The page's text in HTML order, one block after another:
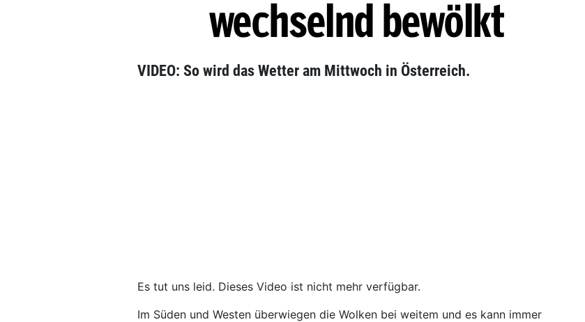
wechselnd bewölkt
VIDEO: So wird das Wetter am Mittwoch in Österreich.
Es tut uns leid. Dieses Video ist nicht mehr verfügbar.
Im Süden und Westen überwiegen die Wolken bei weitem und es kann immer